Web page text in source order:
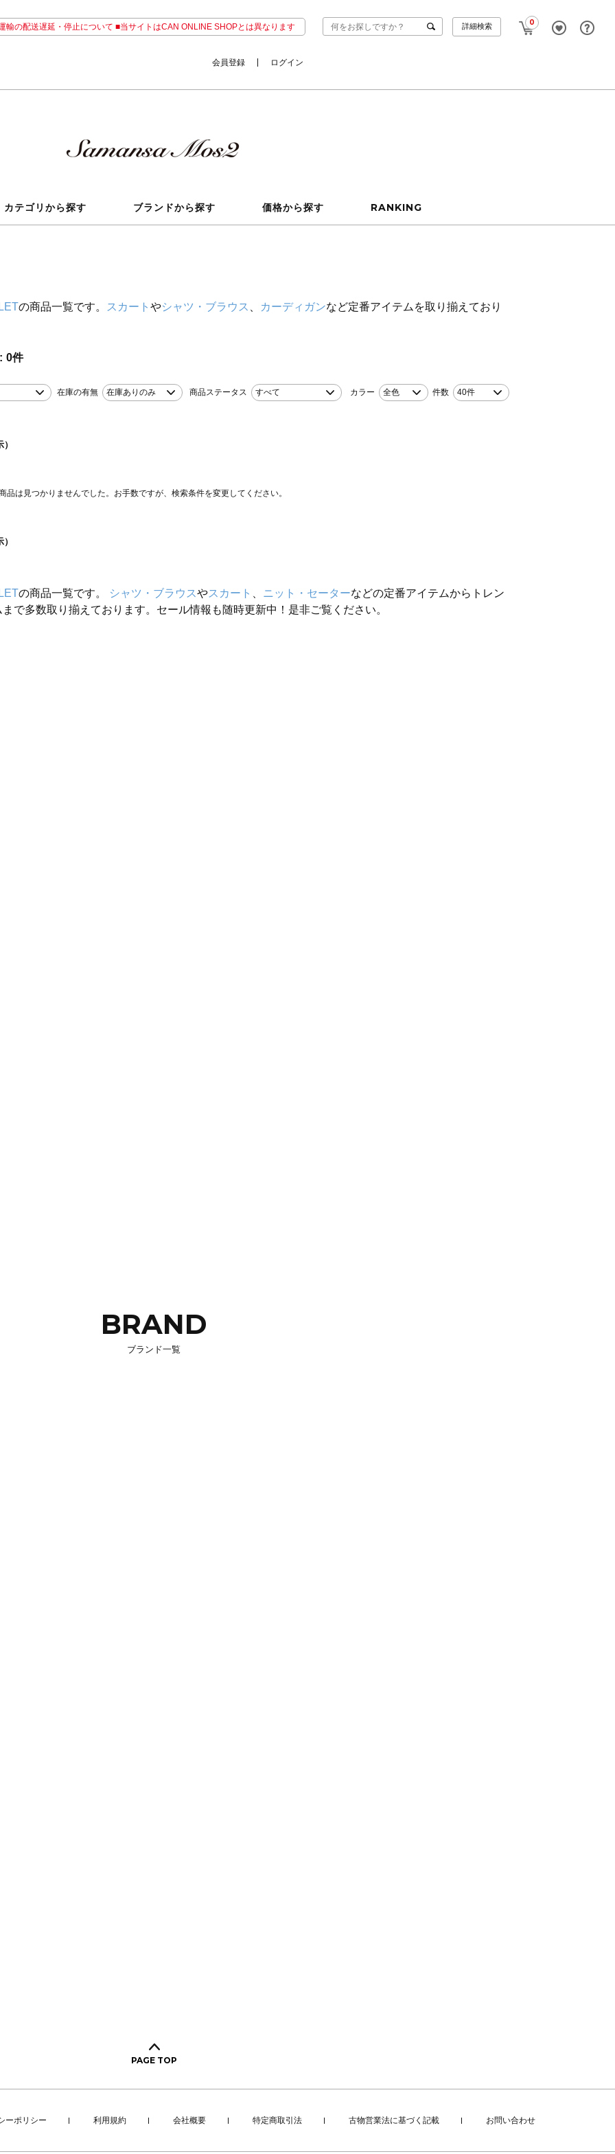
輸の配送遅延・停止について ■当サイトはCAN ONLINE SHOPとは異なります 0
詳細検索
会員登録 ログイン
カテゴリから探す ブランドから探す 価格から探す RANKING
の商品一覧です。 スカート やシャツ・ブラウス カーディガンなど定番アイテムを取り揃えており
0件
在庫の有無 在庫ありのみ 商品ステータス すべて カラー 全色 件数 40件
品は見つかりませんでした。お手数ですが、検索条件を変更してください。
の商品一覧です。 シャツ・ブラウスやスカート ニット・セーターなどの定番アイテムからトレン
まで多数取り揃えております。セール情報も随時更新中！是非ご覧ください。
BRAND
ブランド一覧
PAGE TOP
ーポリシー 利用規約 会社概要 特定商取引法 古物営業法に基づく記載 お問い合わせ